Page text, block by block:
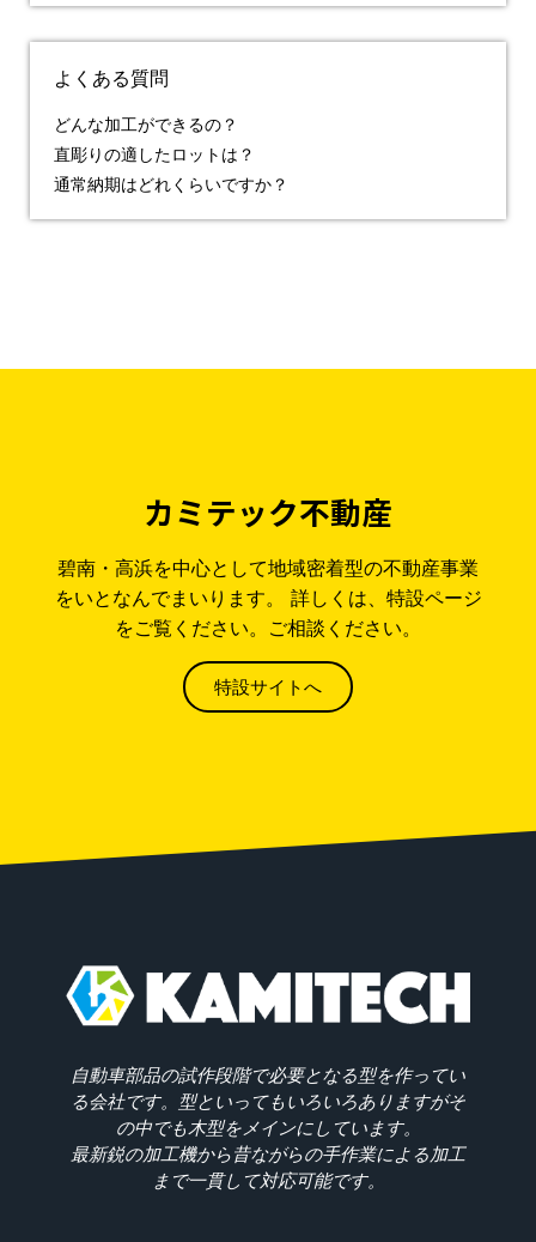
よくある質問
どんな加工ができるの？
直彫りの適したロットは？
通常納期はどれくらいですか？
カミテック不動産
碧南・高浜を中心として地域密着型の不動産事業
をいとなんでまいります。 詳しくは、特設ページ
をご覧ください。ご相談ください。
特設サイトへ
自動車部品の試作段階で必要となる型を作ってい
る会社です。型といってもいろいろありますがそ
の中でも木型をメインにしています。
最新鋭の加工機から昔ながらの手作業による加工
まで一貫して対応可能です。